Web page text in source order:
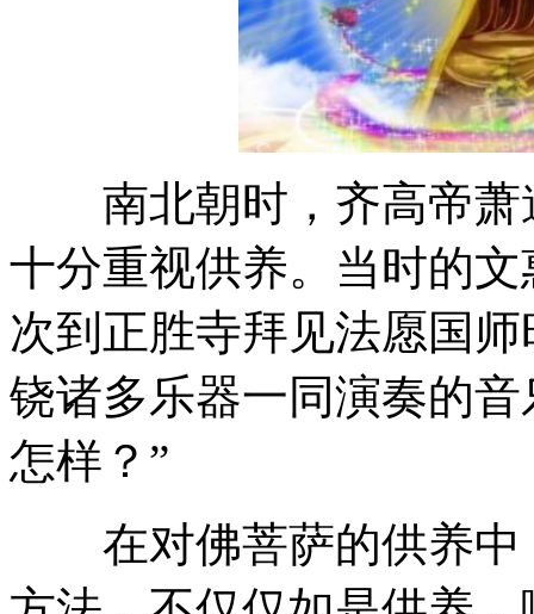
南北朝时，齐高帝萧
十分重视供养。当时的
次到正胜寺拜见法愿国
铙诸多乐器一同演奏的
怎样？”
在对佛菩萨的供养中